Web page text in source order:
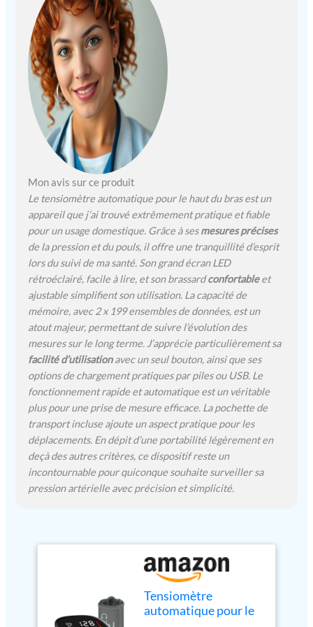
mesures de pression
artérielle, mais fournissent
également une évaluation
complète de la santé.
Confortable et polyvalent :
conçu pour le confort,
notre tensiomètre fournit
des mesures rapides en
seulement 40 secondes et
Utilisation conviviale :
notre tensiomètre dispose
de commandes faciles à
utiliser et d'un grand écran
numérique qui garantit un
fonctionnement simple et
des lectures claires. Que ce
soit
Mon avis sur ce produit
Le tensiomètre automatique pour le haut du bras est un
appareil que j’ai trouvé extrêmement pratique et fiable
pour un usage domestique. Grâce à sesmesures précises
de la pression et du pouls, il offre une tranquillité d’esprit
lors du suivi de ma santé. Son grand écran LED
rétroéclairé, facile à lire, et son brassardconfortableet
ajustable simplifient son utilisation. La capacité de
mémoire, avec 2 x 199 ensembles de données, est un
atout majeur, permettant de suivre l’évolution des
mesures sur le long terme. J’apprécie particulièrement sa
facilité d’utilisationavec un seul bouton, ainsi que ses
options de chargement pratiques par piles ou USB. Le
fonctionnement rapide et automatique est un véritable
plus pour une prise de mesure efficace. La pochette de
transport incluse ajoute un aspect pratique pour les
déplacements. En dépit d’une portabilité légèrement en
deçà des autres critères, ce dispositif reste un
incontournable pour quiconque souhaite surveiller sa
pression artérielle avec précision et simplicité.
Tensiomètre
automatique pour le